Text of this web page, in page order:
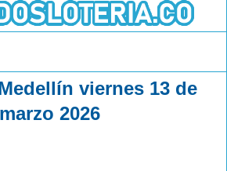
viernes 13 de
marzo 2026